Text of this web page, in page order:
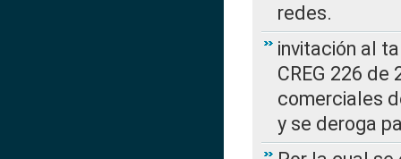
redes.
invitación al
CREG 226
comerciales
y se deroga